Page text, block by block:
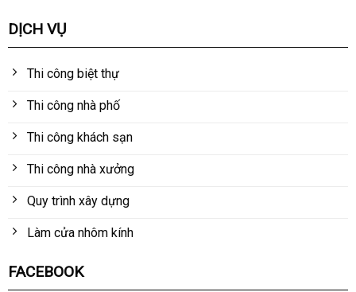
DỊCH VỤ
Thi công biệt thự
Thi công nhà phố
Thi công khách sạn
Thi công nhà xưởng
Quy trình xây dựng
Làm cửa nhôm kính
FACEBOOK